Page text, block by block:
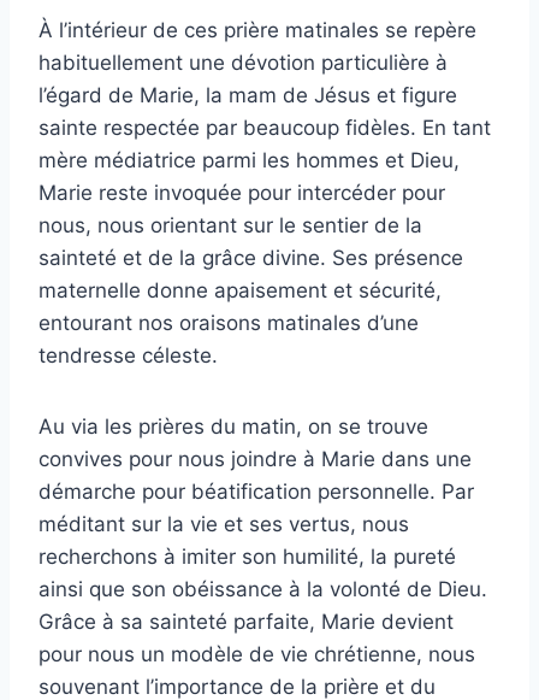
À l’intérieur de ces prière matinales se repère
habituellement une dévotion particulière à
l’égard de Marie, la mam de Jésus et figure
sainte respectée par beaucoup fidèles. En tant
mère médiatrice parmi les hommes et Dieu,
Marie reste invoquée pour intercéder pour
nous, nous orientant sur le sentier de la
sainteté et de la grâce divine. Ses présence
maternelle donne apaisement et sécurité,
entourant nos oraisons matinales d’une
tendresse céleste.
Au via les prières du matin, on se trouve
convives pour nous joindre à Marie dans une
démarche pour béatification personnelle. Par
méditant sur la vie et ses vertus, nous
recherchons à imiter son humilité, la pureté
ainsi que son obéissance à la volonté de Dieu.
Grâce à sa sainteté parfaite, Marie devient
pour nous un modèle de vie chrétienne, nous
souvenant l’importance de la prière et du